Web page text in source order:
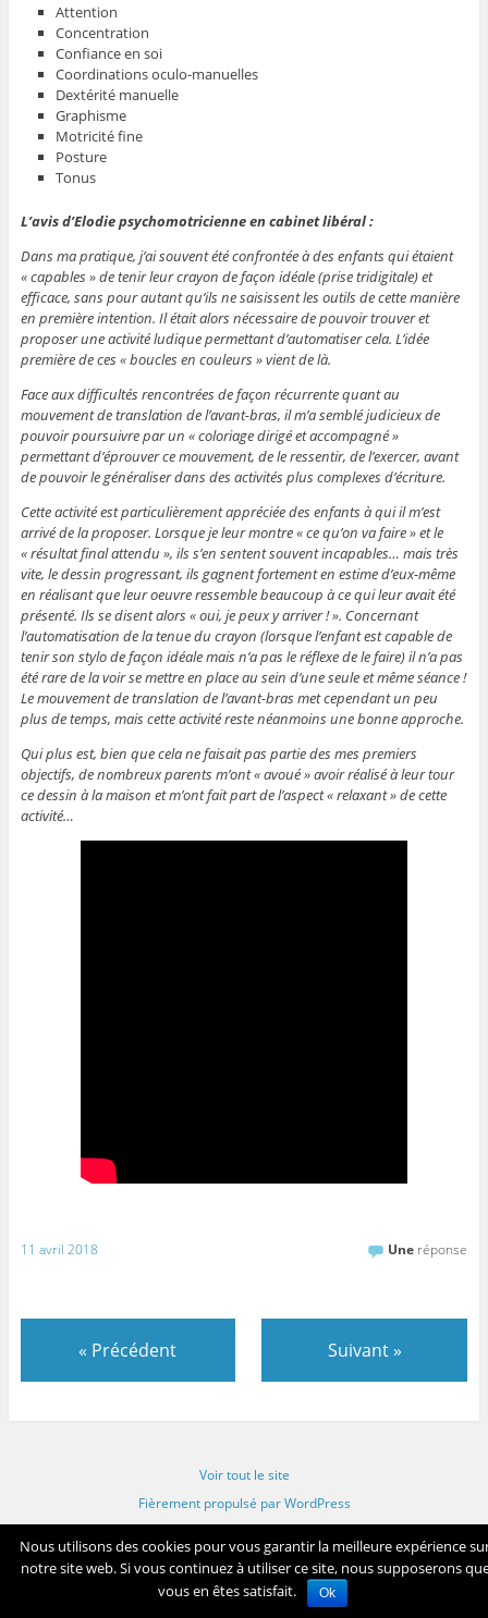
Attention
Concentration
Confiance en soi
Coordinations oculo-manuelles
Dextérité manuelle
Graphisme
Motricité fine
Posture
Tonus
L’avis d’Elodie psychomotricienne en cabinet libéral :
Dans ma pratique, j’ai souvent été confrontée à des enfants qui étaient
« capables » de tenir leur crayon de façon idéale (prise tridigitale) et
efficace, sans pour autant qu’ils ne saisissent les outils de cette manière
en première intention. Il était alors nécessaire de pouvoir trouver et
proposer une activité ludique permettant d’automatiser cela. L’idée
première de ces « boucles en couleurs » vient de là.
Face aux difficultés rencontrées de façon récurrente quant au
mouvement de translation de l’avant-bras, il m’a semblé judicieux de
pouvoir poursuivre par un « coloriage dirigé et accompagné »
permettant d’éprouver ce mouvement, de le ressentir, de l’exercer, avant
de pouvoir le généraliser dans des activités plus complexes d’écriture.
Cette activité est particulièrement appréciée des enfants à qui il m’est
arrivé de la proposer. Lorsque je leur montre « ce qu’on va faire » et le
« résultat final attendu », ils s’en sentent souvent incapables… mais très
vite, le dessin progressant, ils gagnent fortement en estime d’eux-même
en réalisant que leur oeuvre ressemble beaucoup à ce qui leur avait été
présenté. Ils se disent alors « oui, je peux y arriver ! ». Concernant
l’automatisation de la tenue du crayon (lorsque l’enfant est capable de
tenir son stylo de façon idéale mais n’a pas le réflexe de le faire) il n’a pas
été rare de la voir se mettre en place au sein d’une seule et même séance !
Le mouvement de translation de l’avant-bras met cependant un peu
plus de temps, mais cette activité reste néanmoins une bonne approche.
Qui plus est, bien que cela ne faisait pas partie des mes premiers
objectifs, de nombreux parents m’ont « avoué » avoir réalisé à leur tour
ce dessin à la maison et m’ont fait part de l’aspect « relaxant » de cette
activité…
11 avril 2018 Une réponse
« Précédent Suivant»
Voir tout le site
Fièrement propulsé par WordPress
Retour en début de page
Copyright © All rights reserved 2026 Association Calliopé
Nous utilisons des cookies pour vous garantir la meilleure expérience
notre site web. Si vous continuez à utiliser ce site, nous supposerons
vous en êtes satisfait.
Ok